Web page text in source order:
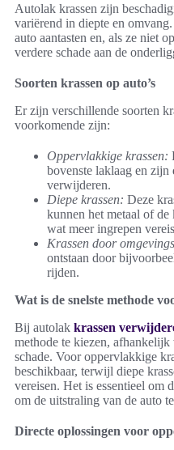
Autolak krassen zijn
variërend in diepte en
auto aantasten en, als ze niet
verdere schade aan de
Soorten krassen op auto’s
Er zijn verschillende soorten
voorkomende zijn:
Oppervlakkige krassen:
bovenste laklaag en
verwijderen.
Diepe krassen: Deze
kunnen het metaal of
wat meer ingrepen
Krassen door
ontstaan door
rijden.
Wat is de snelste methode
Bij autolak krassen
methode te kiezen, afhankelijk
schade. Voor oppervlakkige
beschikbaar, terwijl diepe
vereisen. Het is essentieel om
om de uitstraling van de auto
Directe oplossingen voor